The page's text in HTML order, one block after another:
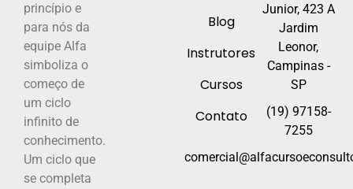
princípio e
para nós da
equipe Alfa
simboliza o
começo de
um ciclo
infinito de
conhecimento.
Um ciclo que
se completa
Blog
Instrutores
Cursos
Contato
Junior, 423 A
Jardim
Leonor,
Campinas -
SP
(19) 97158-
7255